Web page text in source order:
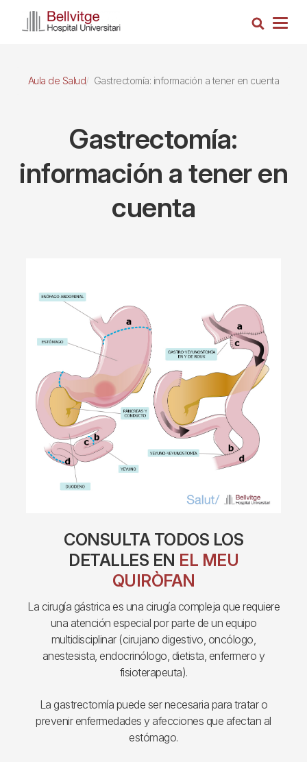
Busca
Aula de Salud Gastrectomía: información a tener en cuenta
Gastrectomía:
información a tener en
cuenta
CONSULTA TODOS LOS
DETALLES EN EL MEU
QUIRÒFAN
La cirugía gástrica es una cirugía compleja que requiere
una atención especial por parte de un equipo
multidisciplinar (cirujano digestivo, oncólogo,
anestesista, endocrinólogo, dietista, enfermero y
fisioterapeuta).
La gastrectomía puede ser necesaria para tratar o
prevenir enfermedades y afecciones que afectan al
estómago.